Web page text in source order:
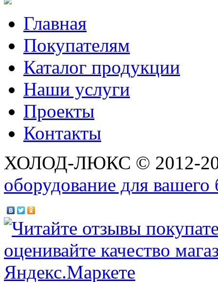
Главная
Покупателям
Каталог продукции
Наши услуги
Проекты
Контакты
ХОЛОД-ЛЮКС © 2012-
оборудование для вашего